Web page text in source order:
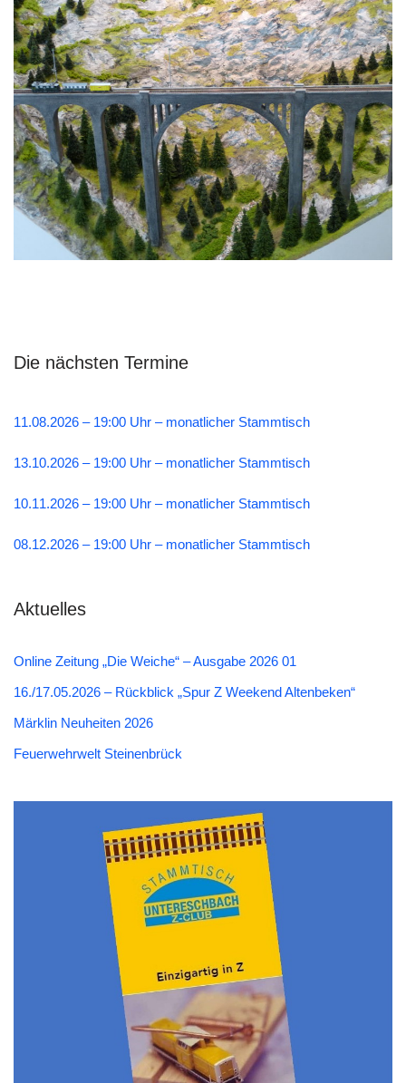
Die nächsten Termine
11.08.2026 – 19:00 Uhr – monatlicher Stammtisch
13.10.2026 – 19:00 Uhr – monatlicher Stammtisch
10.11.2026 – 19:00 Uhr – monatlicher Stammtisch
08.12.2026 – 19:00 Uhr – monatlicher Stammtisch
Aktuelles
Online Zeitung „Die Weiche“ – Ausgabe 2026 01
16./17.05.2026 – Rückblick „Spur Z Weekend Altenbeken“
Märklin Neuheiten 2026
Feuerwehrwelt Steinenbrück